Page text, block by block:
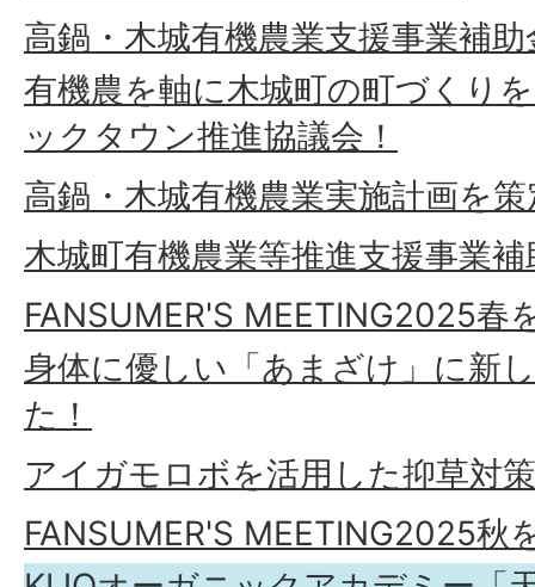
高鍋・木城有機農業支援事業補助
有機農を軸に木城町の町づくり
ックタウン推進協議会！
高鍋・木城有機農業実施計画を
木城町有機農業等推進支援事業補
FANSUMER'S MEETING2025春
身体に優しい「あまざけ」に新
た！
アイガモロボを活用した抑草対
FANSUMER'S MEETING2025秋